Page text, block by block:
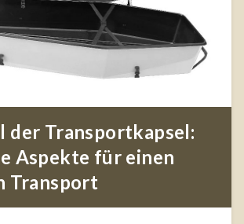
der Transportkapsel:
Aspekte für einen
Transport